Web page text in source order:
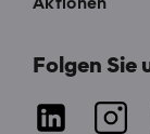
Aktionen
Folgen Sie